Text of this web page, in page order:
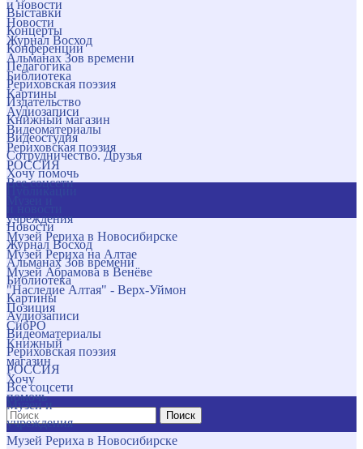
и новости
Новости
Журнал Восход
Альманах Зов времени
Библиотека
Картины
Аудиозаписи
Видеоматериалы
Рериховская поэзия
РОССИЯ
Все соцсети
учреждения
Музей Рериха в Новосибирске
Музей Рериха на Алтае
Музей Абрамова в Венёве
"Наследие Алтая" - Верх-Уймон
Позиция
СибРО
Книжный
магазин
Хочу
помочь
Поиск
Выставки
Концерты
Конференции
Педагогика
Рериховская поэзия
Издательство
Книжный магазин
Видеостудия
Сотрудничество. Друзья
Хочу помочь
Новости
Журнал Восход
Альманах Зов времени
Библиотека
Картины
Аудиозаписи
Видеоматериалы
Рериховская поэзия
РОССИЯ
Все соцсети
Музеи и
учреждения
Музей Рериха в Новосибирске